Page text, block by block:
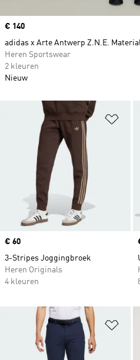
Op
Price
€ 60
3-Stripes Joggingbroek
Heren Originals
4 kleuren
Op
Price
€ 140
adidas x Arte Antwerp Z.N.E.
Heren Sportswear
2 kleuren
Nieuw